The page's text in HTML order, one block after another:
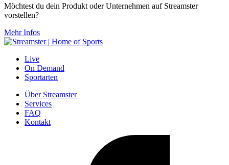
Möchtest du dein Produkt oder Unternehmen auf Streamster
vorstellen?
Mehr Infos
Live
On Demand
Sportarten
Über Streamster
Services
FAQ
Kontakt